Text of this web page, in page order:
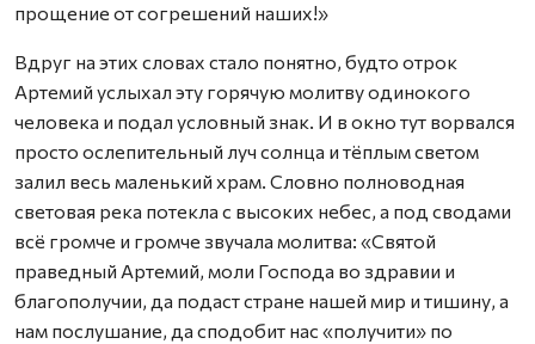
прощение от согрешений наших!»
Вдруг на этих словах стало понятно, будто отрок
Артемий услыхал эту горячую молитву одинокого
человека и подал условный знак. И в окно тут ворвался
просто ослепительный луч солнца и тёплым светом
залил весь маленький храм. Словно полноводная
световая река потекла с высоких небес, а под сводами
всё громче и громче звучала молитва: «Святой
праведный Артемий, моли Господа во здравии и
благополучии, да подаст стране нашей мир и тишину, а
нам послушание, да сподобит нас «получити» по